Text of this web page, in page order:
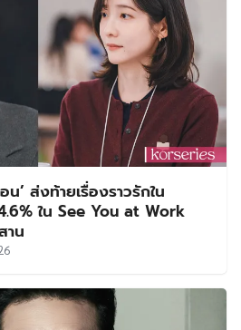
ส่งท้ายเรื่องราวรักใน
ใน See You at Work
าน